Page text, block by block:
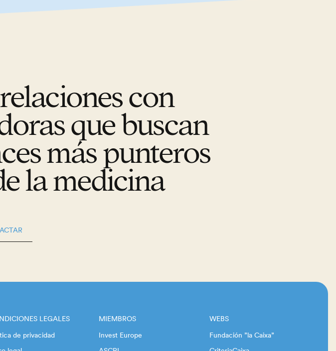
con
que buscan
más punteros
la medicina
LEGALES
de privacidad
MIEMBROS
Invest Europe
WEBS
Fundación ”la Caixa”